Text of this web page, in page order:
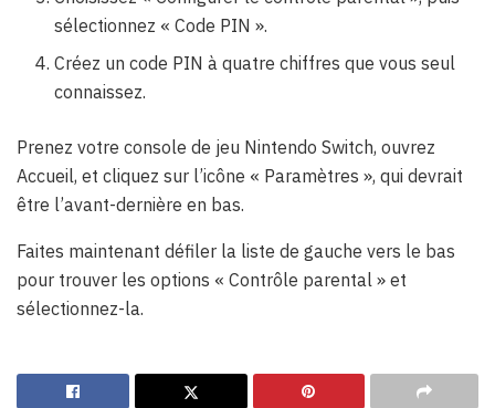
sélectionnez « Code PIN ».
Créez un code PIN à quatre chiffres que vous seul
connaissez.
Prenez votre console de jeu Nintendo Switch, ouvrez
Accueil, et cliquez sur l’icône « Paramètres », qui devrait
être l’avant-dernière en bas.
Faites maintenant défiler la liste de gauche vers le bas
pour trouver les options « Contrôle parental » et
sélectionnez-la.